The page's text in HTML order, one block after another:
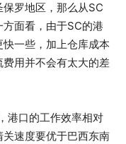
罗地区，那么从SC
面看，由于SC的港
一些，加上仓库成本
用并不会有太大的差
港口的工作效率相对
速度要优于巴西东南